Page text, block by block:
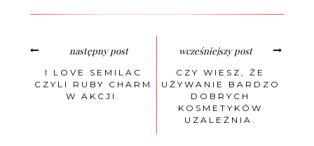
następny post
I LOVE SEMILAC
CZYLI RUBY CHARM
W AKCJI.
wcześniejszy post
CZY WIESZ, ŻE
UŻYWANIE BARDZO
DOBRYCH
KOSMETYKÓW
UZALEŻNIA.